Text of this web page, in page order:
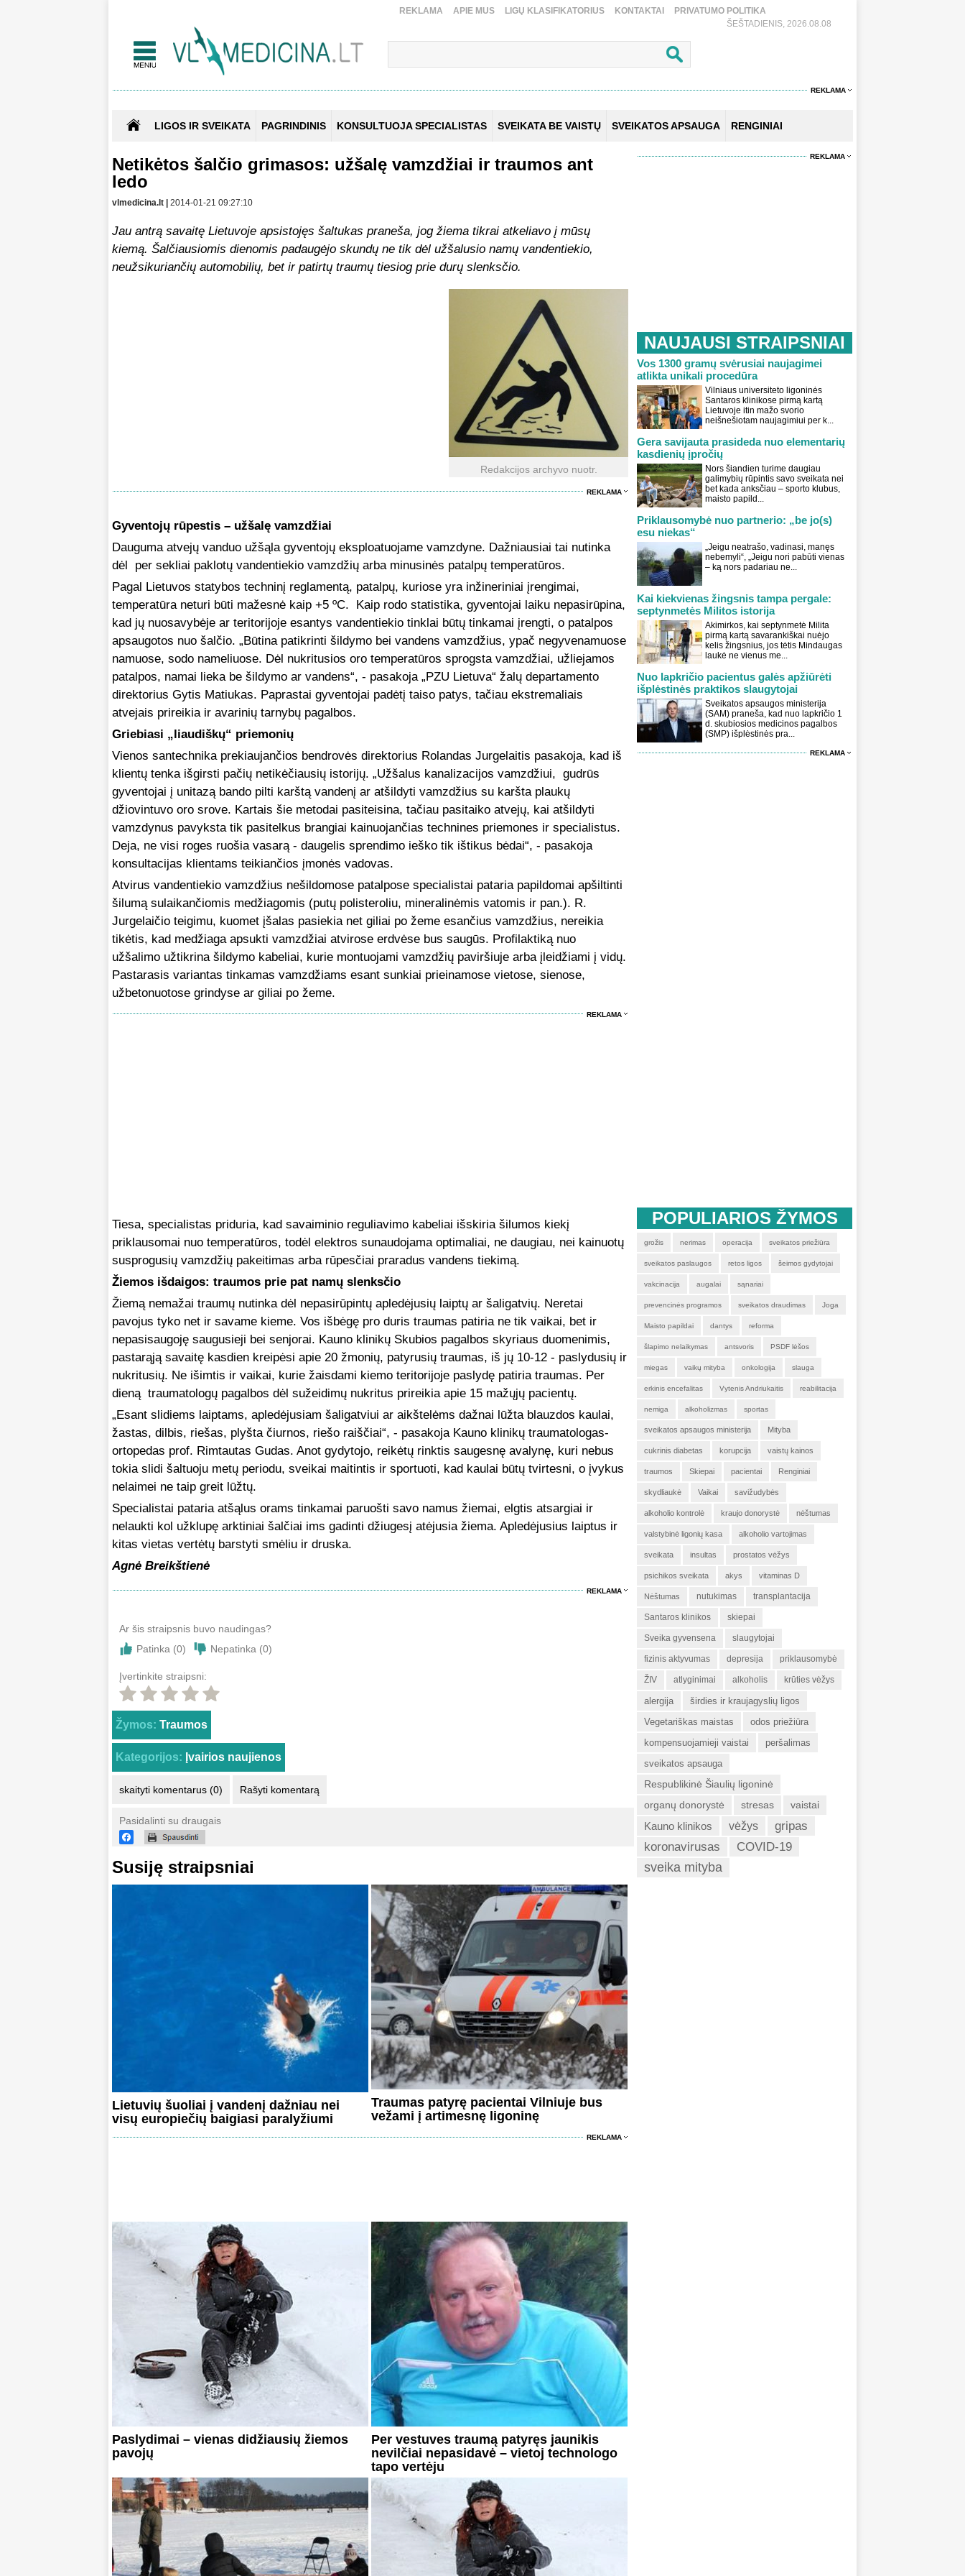
REKLAMA APIE MUS LIGŲ KLASIFIKATORIUS KONTAKTAI
PRIVATUMO POLITIKA
ŠEŠTADIENIS, 2026.08.08
REKLAMA
LIGOS IR SVEIKATA PAGRINDINIS KONSULTUOJA SPECIALISTAS SVEIKATA BE VAISTŲ SVEIKATOS APSAUGA RENGINIAI
Netikėtos šalčio grimasos: užšalę vamzdžiai ir traumos ant
ledo
vlmedicina.lt | 2014-01-21 09:27:10
Jau antrą savaitę Lietuvoje apsistojęs šaltukas praneša, jog žiema tikrai atkeliavo į mūsų
kiemą. Šalčiausiomis dienomis padaugėjo skundų ne tik dėl užšalusio namų vandentiekio,
neužsikuriančių automobilių, bet ir patirtų traumų tiesiog prie durų slenksčio.
Redakcijos archyvo nuotr.
REKLAMA
Gyventojų rūpestis – užšalę vamzdžiai
Dauguma atvejų vanduo užšąla gyventojų eksploatuojame vamzdyne. Dažniausiai tai nutinka
dėl per sekliai paklotų vandentiekio vamzdžių arba minusinės patalpų temperatūros.
Pagal Lietuvos statybos techninį reglamentą, patalpų, kuriose yra inžineriniai įrengimai,
temperatūra neturi būti mažesnė kaip +5 ºC. Kaip rodo statistika, gyventojai laiku nepasirūpina,
kad jų nuosavybėje ar teritorijoje esantys vandentiekio tinklai būtų tinkamai įrengti, o patalpos
apsaugotos nuo šalčio. „Būtina patikrinti šildymo bei vandens vamzdžius, ypač negyvenamuose
namuose, sodo nameliuose. Dėl nukritusios oro temperatūros sprogsta vamzdžiai, užliejamos
patalpos, namai lieka be šildymo ar vandens“, - pasakoja „PZU Lietuva“ žalų departamento
direktorius Gytis Matiukas. Paprastai gyventojai padėtį taiso patys, tačiau ekstremaliais
atvejais prireikia ir avarinių tarnybų pagalbos.
Griebiasi „liaudiškų“ priemonių
Vienos santechnika prekiaujančios bendrovės direktorius Rolandas Jurgelaitis pasakoja, kad iš
klientų tenka išgirsti pačių netikėčiausių istorijų. „Užšalus kanalizacijos vamzdžiui, gudrūs
gyventojai į unitazą bando pilti karštą vandenį ar atšildyti vamzdžius su karšta plaukų
džiovintuvo oro srove. Kartais šie metodai pasiteisina, tačiau pasitaiko atvejų, kai atšildyti
vamzdynus pavyksta tik pasitelkus brangiai kainuojančias technines priemones ir specialistus.
Deja, ne visi roges ruošia vasarą - daugelis sprendimo ieško tik ištikus bėdai“, - pasakoja
konsultacijas klientams teikiančios įmonės vadovas.
Atvirus vandentiekio vamzdžius nešildomose patalpose specialistai pataria papildomai apšiltinti
šilumą sulaikančiomis medžiagomis (putų polisteroliu, mineralinėmis vatomis ir pan.). R.
Jurgelaičio teigimu, kuomet įšalas pasiekia net giliai po žeme esančius vamzdžius, nereikia
tikėtis, kad medžiaga apsukti vamzdžiai atvirose erdvėse bus saugūs. Profilaktiką nuo
užšalimo užtikrina šildymo kabeliai, kurie montuojami vamzdžių paviršiuje arba įleidžiami į vidų.
Pastarasis variantas tinkamas vamzdžiams esant sunkiai prieinamose vietose, sienose,
užbetonuotose grindyse ar giliai po žeme.
REKLAMA
Tiesa, specialistas priduria, kad savaiminio reguliavimo kabeliai išskiria šilumos kiekį
priklausomai nuo temperatūros, todėl elektros sunaudojama optimaliai, ne daugiau, nei kainuotų
susprogusių vamzdžių pakeitimas arba rūpesčiai praradus vandens tiekimą.
Žiemos išdaigos: traumos prie pat namų slenksčio
Žiemą nemažai traumų nutinka dėl nepasirūpintų apledėjusių laiptų ar šaligatvių. Neretai
pavojus tyko net ir savame kieme. Vos išbėgę pro duris traumas patiria ne tik vaikai, bet ir
nepasisaugoję saugusieji bei senjorai. Kauno klinikų Skubios pagalbos skyriaus duomenimis,
pastarąją savaitę kasdien kreipėsi apie 20 žmonių, patyrusių traumas, iš jų 10-12 - paslydusių ir
nukritusių. Ne išimtis ir vaikai, kurie žaisdami kiemo teritorijoje paslydę patiria traumas. Per
dieną traumatologų pagalbos dėl sužeidimų nukritus prireikia apie 15 mažųjų pacientų.
„Esant slidiems laiptams, apledėjusiam šaligatviui ar aikštelėms dažnai lūžta blauzdos kaulai,
žastas, dilbis, riešas, plyšta čiurnos, riešo raiščiai“, - pasakoja Kauno klinikų traumatologas-
ortopedas prof. Rimtautas Gudas. Anot gydytojo, reikėtų rinktis saugesnę avalynę, kuri nebus
tokia slidi šaltuoju metų periodu, sveikai maitintis ir sportuoti, kad kaulai būtų tvirtesni, o įvykus
nelaimei ne taip greit lūžtų.
Specialistai pataria atšąlus orams tinkamai paruošti savo namus žiemai, elgtis atsargiai ir
nelaukti kol užklupę arktiniai šalčiai ims gadinti džiugesį atėjusia žiema. Apledėjusius laiptus ir
kitas vietas vertėtų barstyti smėliu ir druska.
Agnė Breikštienė
REKLAMA
Ar šis straipsnis buvo naudingas?
Patinka (0) Nepatinka (0)
Įvertinkite straipsni:
Žymos: Traumos
Kategorijos: Įvairios naujienos
skaityti komentarus (0) Rašyti komentarą
Pasidalinti su draugais
Susiję straipsniai
Lietuvių šuoliai į vandenį dažniau nei
visų europiečių baigiasi paralyžiumi
Traumas patyrę pacientai Vilniuje bus
vežami į artimesnę ligoninę
REKLAMA
Paslydimai – vienas didžiausių žiemos
pavojų
Per vestuves traumą patyręs jaunikis
nevilčiai nepasidavė – vietoj technologo
tapo vertėju
REKLAMA
NAUJAUSI STRAIPSNIAI
Vos 1300 gramų svėrusiai naujagimei
atlikta unikali procedūra
Vilniaus universiteto ligoninės
Santaros klinikose pirmą kartą
Lietuvoje itin mažo svorio
neišnešiotam naujagimiui per k...
Gera savijauta prasideda nuo elementarių
kasdienių įpročių
Nors šiandien turime daugiau
galimybių rūpintis savo sveikata nei
bet kada anksčiau – sporto klubus,
maisto papild...
Priklausomybė nuo partnerio: „be jo(s)
esu niekas“
„Jeigu neatrašo, vadinasi, manęs
nebemyli“, „Jeigu nori pabūti vienas
– ką nors padariau ne...
Kai kiekvienas žingsnis tampa pergale:
septynmetės Militos istorija
Akimirkos, kai septynmetė Milita
pirmą kartą savarankiškai nuėjo
kelis žingsnius, jos tėtis Mindaugas
laukė ne vienus me...
Nuo lapkričio pacientus galės apžiūrėti
išplėstinės praktikos slaugytojai
Sveikatos apsaugos ministerija
(SAM) praneša, kad nuo lapkričio 1
d. skubiosios medicinos pagalbos
(SMP) išplėstinės pra...
REKLAMA
POPULIARIOS ŽYMOS
grožis nerimas operacija sveikatos priežiūra
sveikatos paslaugos retos ligos šeimos gydytojai
vakcinacija augalai sąnariai
prevencinės programos sveikatos draudimas Joga
Maisto papildai dantys reforma
šlapimo nelaikymas antsvoris PSDF lėšos
miegas vaikų mityba onkologija slauga
erkinis encefalitas Vytenis Andriukaitis reabilitacija
nemiga alkoholizmas sportas
sveikatos apsaugos ministerija Mityba
cukrinis diabetas korupcija vaistų kainos
traumos Skiepai pacientai Renginiai
skydliaukė Vaikai savižudybės
alkoholio kontrolė kraujo donorystė nėštumas
valstybinė ligonių kasa alkoholio vartojimas
sveikata insultas prostatos vėžys
psichikos sveikata akys vitaminas D
Nėštumas nutukimas transplantacija
Santaros klinikos skiepai
Sveika gyvensena slaugytojai
fizinis aktyvumas depresija priklausomybė
ŽIV atlyginimai alkoholis krūties vėžys
alergija
širdies ir kraujagyslių ligos
Vegetariškas maistas
odos priežiūra
kompensuojamieji vaistai
peršalimas
sveikatos apsauga
Respublikinė Šiaulių ligoninė
organų donorystė
stresas vaistai
Kauno klinikos vėžys
gripas
koronavirusas
COVID-19
sveika mityba